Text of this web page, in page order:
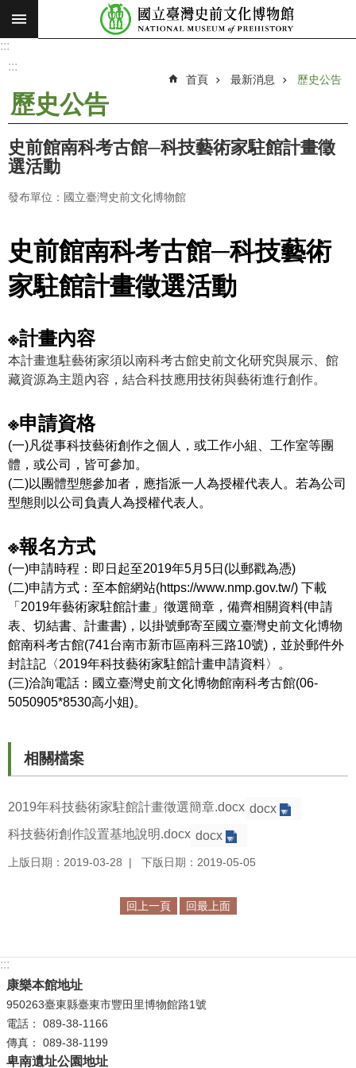
跳到主要內容區塊
搜
願
使
命
最
消
息
參
展
覽
學
探
索
認
識
我
便
民
服
務
性
別
平
區
善
措
服
信
網
站
導
覽
:::
:::
首頁 最新消息 歷史公告
歷史公告
史前館南科考古館─科技藝術家駐館計畫徵
選活動
發布單位：國立臺灣史前文化博物館
史前館南科考古館─科技藝術
家駐館計畫徵選活動
※計畫內容
本計畫進駐藝術家須以南科考古館史前文化研究與展示、館
藏資源為主題內容，結合科技應用技術與藝術進行創作。
※申請資格
(一)凡從事科技藝術創作之個人，或工作小組、工作室等團
體，或公司，皆可參加。
(二)以團體型態參加者，應指派一人為授權代表人。若為公司
型態則以公司負責人為授權代表人。
※報名方式
(一)申請時程：即日起至2019年5月 5日 (以郵戳為憑)
(二)申請方式：至本館網站(https://www.nmp.gov.tw/) 下載
「2019年藝術家駐館計畫」徵選簡章，備齊相關資料(申請
表、切結書、計畫書) ，以掛號郵寄至國立臺灣史前文化博物
館南科考古館(741台南市新市區南科三路10號) ，並於郵件外
封註記〈2019年科技藝術家駐館計畫申請資料〉。
(三)洽詢電話： 國立臺灣史前文化博物館南科考古館(06-
5050905*8530高小姐)。
相關檔案
2019年科技藝術家駐館計畫徵選簡章.docx docx
科技藝術創作設置基地說明.docx docx
上版日期：2019-03-28 下版日期：2019-05-05
回上一頁 回最上面
:::
康樂本館地址
950263臺東縣臺東市豐田里博物館路1號
電話： 089-38-1166
傳真： 089-38-1199
卑南遺址公園地址